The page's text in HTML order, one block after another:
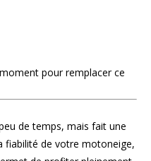
pour remplacer ce
de temps, mais fait une
fiabilité de votre motoneige,